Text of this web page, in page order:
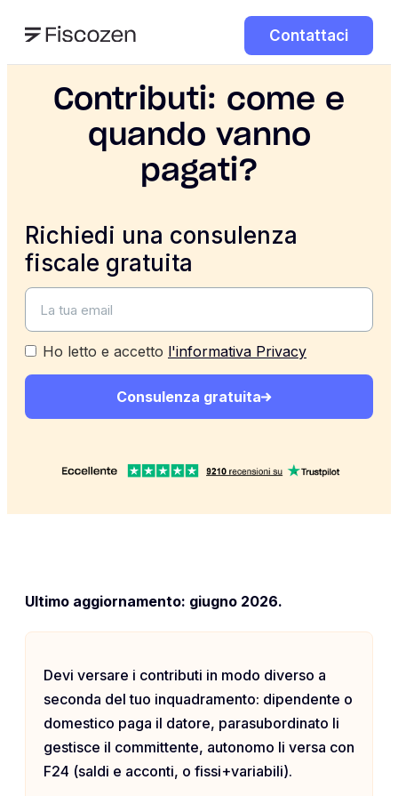
Contattaci
Contributi: come e
quando vanno
pagati?
Richiedi una consulenza
fiscale gratuita
Ho letto e accetto l'informativa Privacy
Consulenza gratuita
Ultimo aggiornamento: giugno 2026.
Devi versare i contributi in modo diverso a
seconda del tuo inquadramento: dipendente o
domestico paga il datore, parasubordinato li
gestisce il committente, autonomo li versa con
F24 (saldi e acconti, o fissi+variabili).